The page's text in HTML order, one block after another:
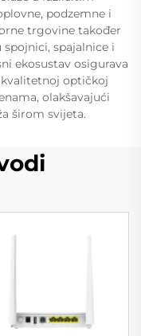
podzemne i
trgovine također
spajalnice i
ekosustav osigurava
optičkoj
olakšavajući
širom svijeta.